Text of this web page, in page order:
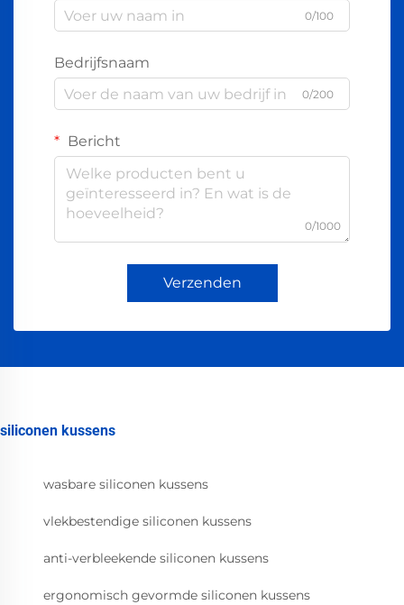
0/100
Bedrijfsnaam
0/200
Bericht
0/1000
Verzenden
siliconen kussens
wasbare siliconen kussens
vlekbestendige siliconen kussens
anti-verbleekende siliconen kussens
ergonomisch gevormde siliconen kussens